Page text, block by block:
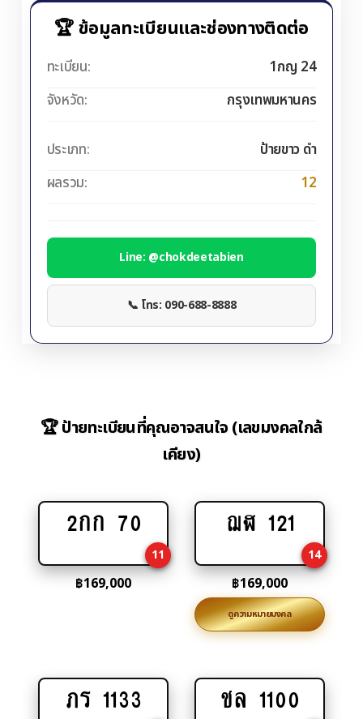
🏆 ข้อมูลทะเบียนและช่องทางติดต่อ
ทะเบียน:
1กญ 24
จังหวัด:
กรุงเทพมหานคร
ประเภท:
ป้ายขาว ดำ
ผลรวม:
12
Line: @chokdeetabien
📞 โทร: 090-688-8888
🏆 ป้ายทะเบียนที่คุณอาจสนใจ (เลขมงคลใกล้
เคียง)
Add
cart
2กก 70
11
฿169,000
Add
cart
ฌฬ 121
14
฿169,000
ดูความหมายมงคล
Add
ภร 1133
Add
ชล 1100